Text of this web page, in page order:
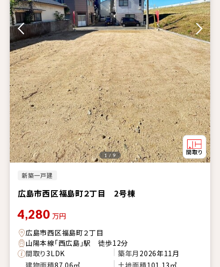
新築一戸建
広島市西区福島町２丁目 2号棟
1 / 9
4,280 万円
広島市西区福島町２丁目
山陽本線「西広島」駅 徒歩12分
間取り3LDK 築年月 2026年11月